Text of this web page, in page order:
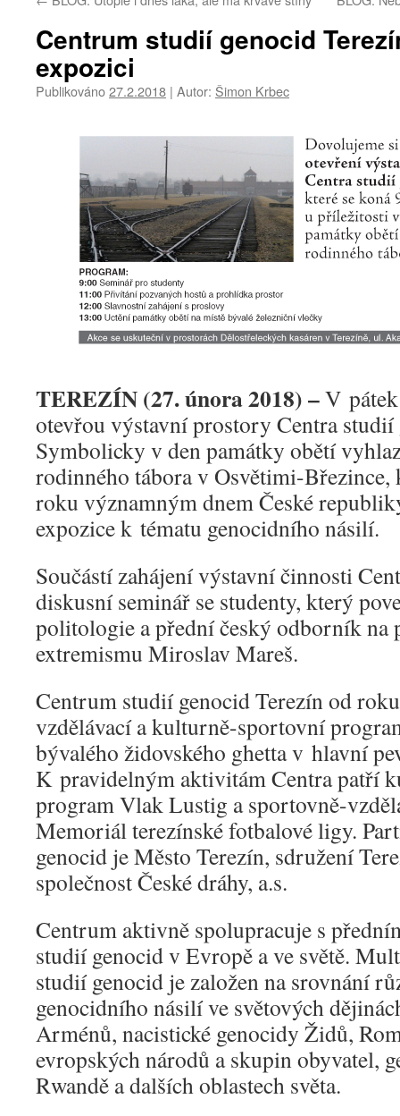
Centrum studií genocid
expozici
Publikováno27.2.2018 | Autor: Šimon Krbec
TEREZÍN (27. února 2018) –V
otevřou výstavní prostory Centra studií
Symbolicky v den památky obětí
rodinného tábora v Osvětimi-
roku významným dnem České
expozice k tématu genocidního násilí.
Součástí zahájení výstavní činnosti
diskusní seminář se studenty, který
politologie a přední český odborník na
extremismu Miroslav Mareš.
Centrum studií genocid Terezín od
vzdělávací a kulturně-sportovní
bývalého židovského ghetta v hlavní
K pravidelným aktivitám Centra patří
program Vlak Lustig a sportovně-
Memoriál terezínské fotbalové ligy.
genocid je Město Terezín, sdružení
společnost České dráhy, a.s.
Centrum aktivně spolupracuje s
studií genocid v Evropě a ve světě.
studií genocid je založen na srovnání
genocidního násilí ve světových
Arménů, nacistické genocidy Židů,
evropských národů a skupin obyvatel,
Rwandě a dalších oblastech světa.